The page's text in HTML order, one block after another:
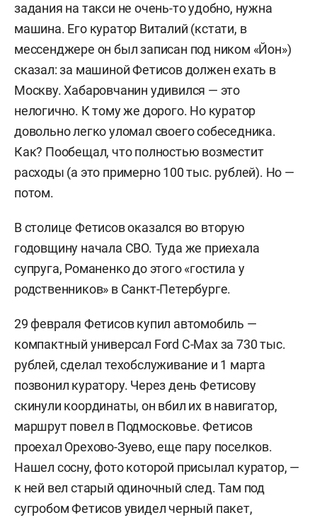
задания на такси не очень-то удобно, нужна
машина. Его куратор Виталий (кстати, в
мессенджере он был записан под ником «Йон»)
сказал: за машиной Фетисов должен ехать в
Москву. Хабаровчанин удивился — это
нелогично. К тому же дорого. Но куратор
довольно легко уломал своего собеседника.
Как? Пообещал, что полностью возместит
расходы (а это примерно 100 тыс. рублей). Но —
потом.
В столице Фетисов оказался во вторую
годовщину начала СВО. Туда же приехала
супруга, Романенко до этого «гостила у
родственников» в Санкт-Петербурге.
29 февраля Фетисов купил автомобиль —
компактный универсал Ford C-Max за 730 тыс.
рублей, сделал техобслуживание и 1 марта
позвонил куратору. Через день Фетисову
скинули координаты, он вбил их в навигатор,
маршрут повел в Подмосковье. Фетисов
проехал Орехово-Зуево, еще пару поселков.
Нашел сосну, фото которой присылал куратор, —
к ней вел старый одиночный след. Там под
сугробом Фетисов увидел черный пакет,